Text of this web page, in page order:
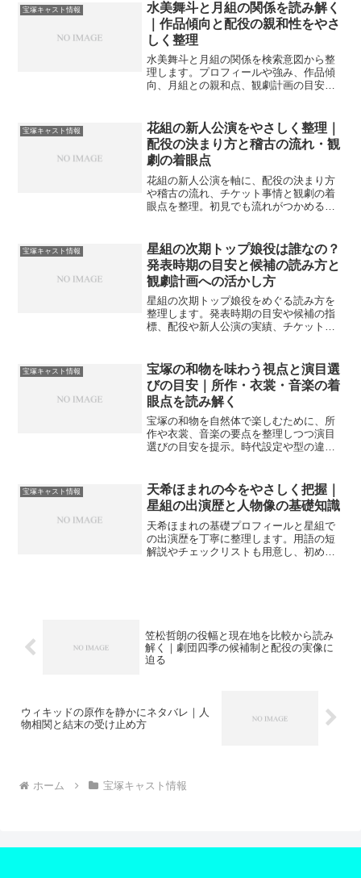
向き合える目安を示します。
宝塚キャスト情報
水美舞斗と月組の関係を読み解く
｜作品傾向と配役の親和性をやさ
しく整理
水美舞斗と月組の関係を検索意図から整
理します。プロフィールや強み、作品傾
向、月組との親和点、観劇計画の目安、
宝塚キャスト情報
花組の新人公演をやさしく整理｜
配役の決まり方と稽古の流れ・観
劇の着眼点
花組の新人公演を軸に、配役の決まり方
や稽古の流れ、チケット事情と観劇の着
眼点を整理。初見でも流れがつかめるよ
宝塚キャスト情報
星組の次期トップ娘役は誰なの？
発表時期の目安と候補の読み方と
観劇計画への活かし方
星組の次期トップ娘役をめぐる読み方を
整理します。発表時期の目安や候補の指
標、配役や新人公演の実績、チケット計
宝塚キャスト情報
宝塚の和物を味わう視点と演目選
びの目安｜所作・衣裳・音楽の着
眼点を読み解く
宝塚の和物を自然体で楽しむために、所
作や衣裳、音楽の要点を整理しつつ演目
選びの目安を提示。時代設定や型の違
宝塚キャスト情報
天希ほまれの今をやさしく把握｜
星組の出演歴と人物像の基礎知識
天希ほまれの基礎プロフィールと星組で
の出演歴を丁寧に整理します。用語の短
解説やチェックリストも用意し、初めて
笠松哲朗の役幅と現在地を比較から読み
解く｜劇団四季の候補制と配役の実像に
迫る
ウィキッドの原作を静かにネタバレ｜人
物相関と結末の受け止め方
ホーム 宝塚キャスト情報